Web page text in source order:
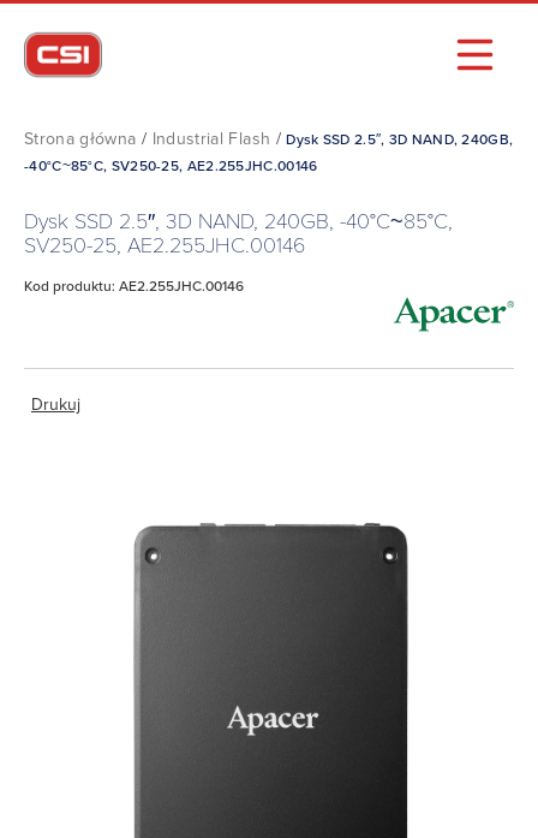
Strona główna / Industrial Flash /Dysk SSD 2.5″, 3D NAND, 240GB,
-40°C~85°C, SV250-25, AE2.255JHC.00146
Dysk SSD 2.5″, 3D NAND, 240GB, -40°C~85°C,
SV250-25, AE2.255JHC.00146
Kod produktu: AE2.255JHC.00146
Drukuj